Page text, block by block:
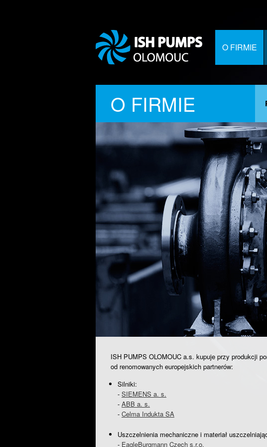
O FIRMIE
O FIRMIE
ISH PUMPS OLOMOUC a.s. kupuje przy produkcji
od renomowanych europejskich partnerów:
Silniki:
- SIEMENS a. s.
- ABB a. s.
- Celma Indukta SA
Uszczelnienia mechaniczne i materiał
- EagleBurgmann Czech s.r.o.